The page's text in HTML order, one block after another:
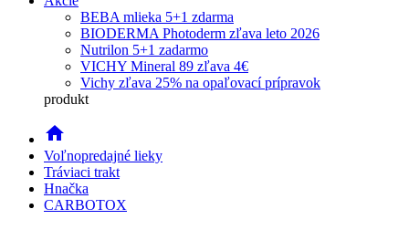
BEBA mlieka 5+1 zdarma
BIODERMA Photoderm zľava leto 2026
Nutrilon 5+1 zadarmo
VICHY Mineral 89 zľava 4€
Vichy zľava 25% na opaľovací prípravok
produkt
home
Voľnopredajné lieky
Tráviaci trakt
Hnačka
CARBOTOX